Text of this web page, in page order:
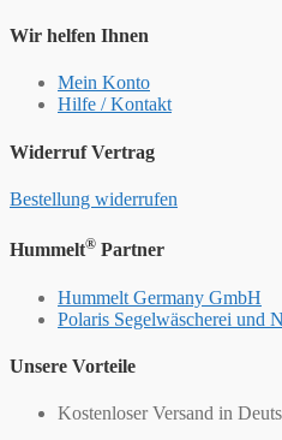
Wir helfen Ihnen
Mein Konto
Hilfe / Kontakt
Widerruf Vertrag
Bestellung widerrufen
Hummelt® Partner
Hummelt Germany GmbH
Polaris Segelwäscherei und
Unsere Vorteile
Kostenloser Versand in